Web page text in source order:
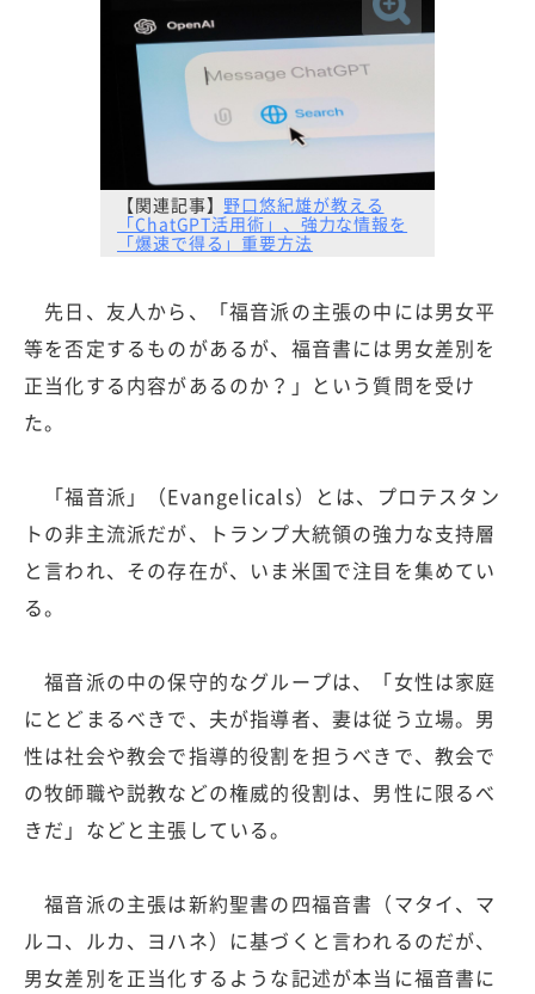
【関連記事】 野口悠紀雄が教える
「ChatGPT活用術」、強力な情報を
「爆速で得る」重要方法
先日、友人から、「福音派の主張の中には男女平
等を否定するものがあるが、福音書には男女差別を
正当化する内容があるのか？」という質問を受け
た。
「福音派」（Evangelicals）とは、プロテスタン
トの非主流派だが、トランプ大統領の強力な支持層
と言われ、その存在が、いま米国で注目を集めてい
る。
福音派の中の保守的なグループは、「女性は家庭
にとどまるべきで、夫が指導者、妻は従う立場。男
性は社会や教会で指導的役割を担うべきで、教会で
の牧師職や説教などの権威的役割は、男性に限るべ
きだ」などと主張している。
福音派の主張は新約聖書の四福音書（マタイ、マ
ルコ、ルカ、ヨハネ）に基づくと言われるのだが、
男女差別を正当化するような記述が本当に福音書に